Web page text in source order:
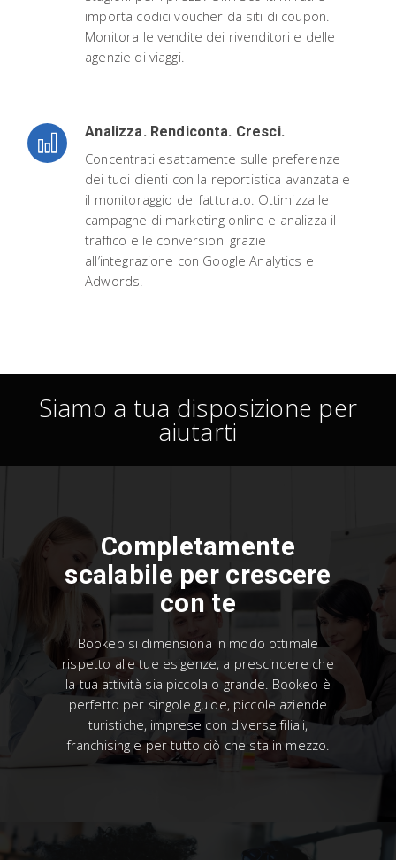
importa codici voucher da siti di coupon.
Monitora le vendite dei rivenditori e delle
agenzie di viaggi.
Analizza. Rendiconta. Cresci.
Concentrati esattamente sulle preferenze
dei tuoi clienti con la reportistica avanzata e
il monitoraggio del fatturato. Ottimizza le
campagne di marketing online e analizza il
traffico e le conversioni grazie
all’integrazione con Google Analytics e
Adwords.
Siamo a tua disposizione per
aiutarti
Completamente
scalabile per crescere
con te
Bookeo si dimensiona in modo ottimale
rispetto alle tue esigenze, a prescindere che
la tua attività sia piccola o grande. Bookeo è
perfetto per singole guide, piccole aziende
turistiche, imprese con diverse filiali,
franchising e per tutto ciò che sta in mezzo.